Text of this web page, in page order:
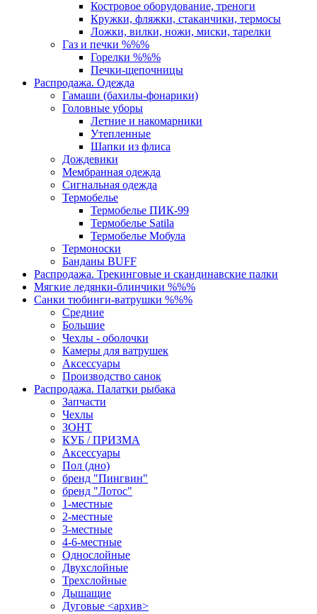
Костровое оборудование, треноги
Кружки, фляжки, стаканчики, термосы
Ложки, вилки, ножи, миски, тарелки
Газ и печки %%%
Горелки %%%
Печки-щепочницы
Распродажа. Одежда
Гамаши (бахилы-фонарики)
Головные уборы
Летние и накомарники
Утепленные
Шапки из флиса
Дождевики
Мембранная одежда
Сигнальная одежда
Термобелье
Термобелье ПИК-99
Термобелье Satila
Термобелье Мобула
Термоноски
Банданы BUFF
Распродажа. Трекинговые и скандинавские палки
Мягкие ледянки-блинчики %%%
Санки тюбинги-ватрушки %%%
Средние
Большие
Чехлы - оболочки
Камеры для ватрушек
Аксессуары
Производство санок
Распродажа. Палатки рыбака
Запчасти
Чехлы
ЗОНТ
КУБ / ПРИЗМА
Аксессуары
Пол (дно)
бренд "Пингвин"
бренд "Лотос"
1-местные
2-местные
3-местные
4-6-местные
Однослойные
Двухслойные
Трехслойные
Дышащие
Дуговые <архив>